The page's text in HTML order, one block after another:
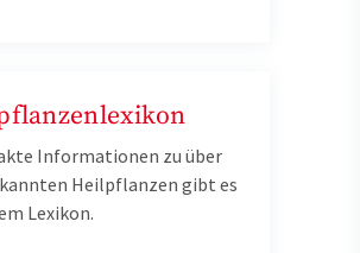
Informationen zu über
Heilpflanzen gibt es
Lexikon.